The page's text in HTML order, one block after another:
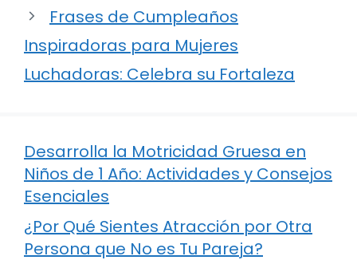
Frases de Cumpleaños
Inspiradoras para Mujeres
Luchadoras: Celebra su Fortaleza
Desarrolla la Motricidad Gruesa en
Niños de 1 Año: Actividades y Consejos
Esenciales
¿Por Qué Sientes Atracción por Otra
Persona que No es Tu Pareja?